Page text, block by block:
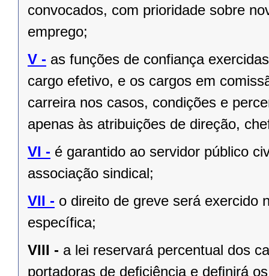
convocados, com prioridade sobre
emprego;
V - as funções de confiança
cargo efetivo, e os cargos em
carreira nos casos, condições e
apenas às atribuições de direção,
VI - é garantido ao servidor público
associação sindical;
VII - o direito de greve será exercido
específica;
VIII - a lei reservará percentual dos
portadoras de deﬁciência e deﬁnirá